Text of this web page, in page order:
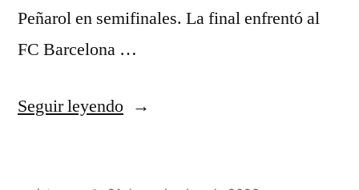
Peñarol en semifinales. La final enfrentó al
FC Barcelona …
Seguir leyendo«camiseta